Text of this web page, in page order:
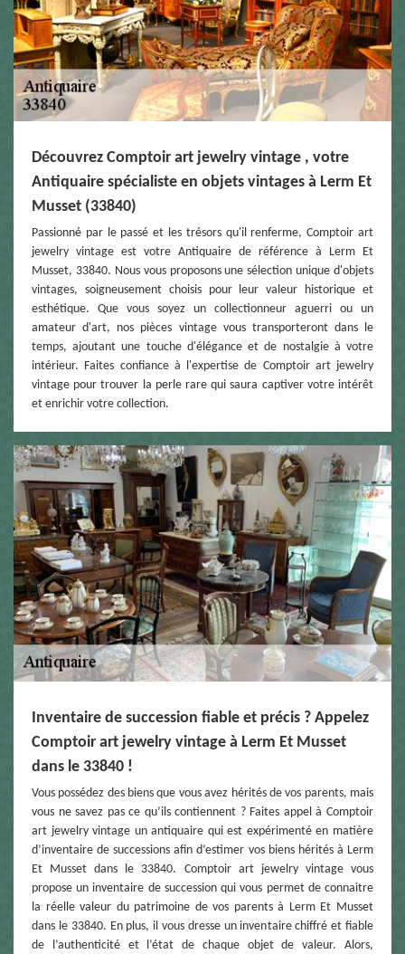
Découvrez Comptoir art jewelry vintage , votre
Antiquaire spécialiste en objets vintages à Lerm Et
Musset (33840)
Passionné par le passé et les trésors qu'il renferme, Comptoir art
jewelry vintage est votre Antiquaire de référence à Lerm Et
Musset, 33840. Nous vous proposons une sélection unique d'objets
vintages, soigneusement choisis pour leur valeur historique et
esthétique. Que vous soyez un collectionneur aguerri ou un
amateur d'art, nos pièces vintage vous transporteront dans le
temps, ajoutant une touche d'élégance et de nostalgie à votre
intérieur. Faites confiance à l'expertise de Comptoir art jewelry
vintage pour trouver la perle rare qui saura captiver votre intérêt
et enrichir votre collection.
Inventaire de succession fiable et précis ? Appelez
Comptoir art jewelry vintage à Lerm Et Musset
dans le 33840 !
Vous possédez des biens que vous avez hérités de vos parents, mais
vous ne savez pas ce qu’ils contiennent ? Faites appel à Comptoir
art jewelry vintage un antiquaire qui est expérimenté en matière
d’inventaire de successions afin d’estimer vos biens hérités à Lerm
Et Musset dans le 33840. Comptoir art jewelry vintage vous
propose un inventaire de succession qui vous permet de connaitre
la réelle valeur du patrimoine de vos parents à Lerm Et Musset
dans le 33840. En plus, il vous dresse un inventaire chiffré et fiable
de l’authenticité et l’état de chaque objet de valeur. Alors,